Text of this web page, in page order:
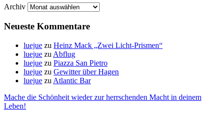
Archiv
Neueste Kommentare
luejue zu Heinz Mack „Zwei Licht-Prismen“
luejue zu Abflug
luejue zu Piazza San Pietro
luejue zu Gewitter über Hagen
luejue zu Atlantic Bar
Mache die Schönheit wieder zur herrschenden Macht in deinem
Leben!